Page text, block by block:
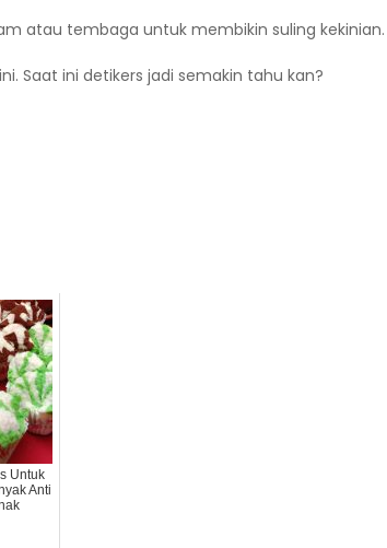
atau tembaga untuk membikin suling kekinian.
Saat ini detikers jadi semakin tahu kan?
Untuk
Anti